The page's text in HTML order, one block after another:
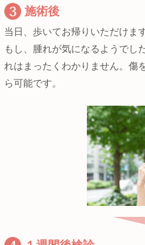
施術後
当日、歩いてお帰りいただけます
もし、腫れが気になるようでし
れはまったくわかりません。傷
ら可能です。